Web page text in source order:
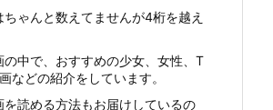
ゃんと数えてませんが4桁を越え
の中で、おすすめの少女、女性、T
などの紹介をしています。
読める方法もお届けしているの